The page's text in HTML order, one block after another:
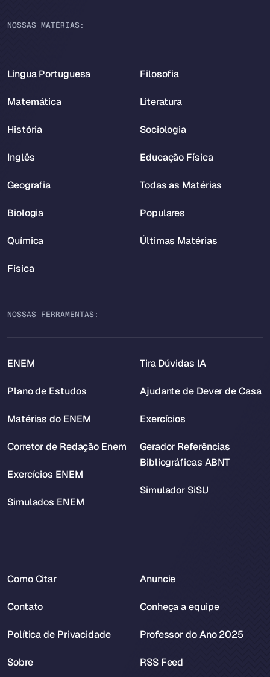
NOSSAS MATÉRIAS:
Língua Portuguesa
Matemática
História
Inglês
Geografia
Biologia
Química
Física
Filosofia
Literatura
Sociologia
Educação Física
Todas as Matérias
Populares
Últimas Matérias
NOSSAS FERRAMENTAS:
ENEM
Plano de Estudos
Matérias do ENEM
Corretor de Redação Enem
Exercícios ENEM
Simulados ENEM
Tira Dúvidas IA
Ajudante de Dever de Casa
Exercícios
Gerador Referências
Bibliográficas ABNT
Simulador SiSU
Como Citar
Contato
Política de Privacidade
Sobre
Anuncie
Conheça a equipe
Professor do Ano 2025
RSS Feed